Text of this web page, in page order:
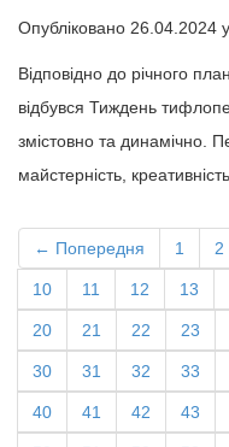
Опубліковано 26.04.2024 у
Відповідно до річного
відбувся Тиждень
змістовно та динамічно.
майстерність, креативність,
← Попередня 1 2
10 11 12 13
20 21 22 23
30 31 32 33
40 41 42 43